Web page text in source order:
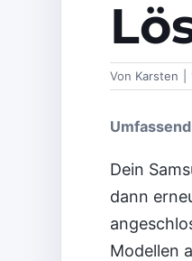
Von Karsten
Dein
dann
Modellen